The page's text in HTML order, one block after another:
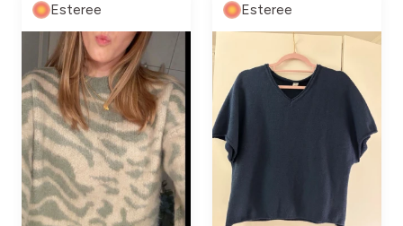
Esteree Esteree